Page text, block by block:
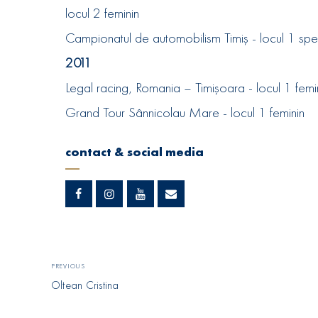
locul 2 feminin
Campionatul de automobilism Timiș - locul 1
2011
Legal racing‚ Romania – Timișoara - locul 1
Grand Tour Sânnicolau Mare - locul 1 feminin
contact & social media
PREVIOUS
Oltean Cristina